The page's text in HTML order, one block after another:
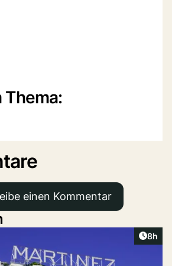
Thema:
einen Kommentar
8h